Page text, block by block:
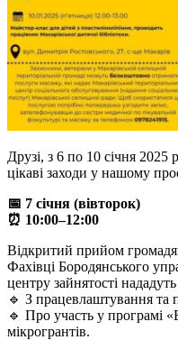
Друзі, з 6 по 10 січня 2025
цікаві заходи у нашому
📅 7 січня (вівторок)
⏰ 10:00–12:00
Відкритий прийом
Фахівці Бородянського
центру зайнятості нададуть
🔹 З працевлаштування та
🔹 Про участь у програмі
мікрогрантів.